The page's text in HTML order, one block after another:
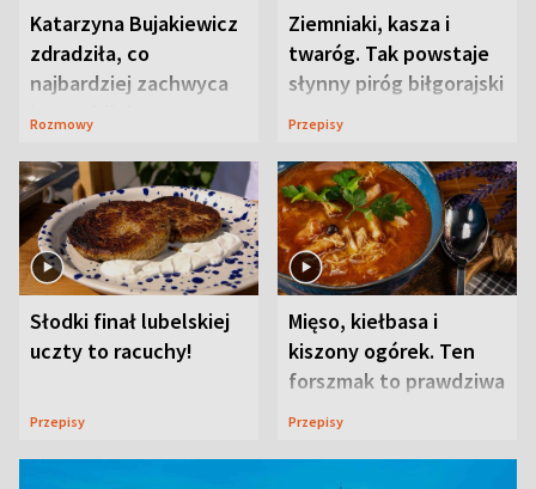
Katarzyna Bujakiewicz
zdradziła, co
najbardziej zachwyca
ją w Lublinie
Rozmowy
Ziemniaki, kasza i
twaróg. Tak powstaje
słynny piróg biłgorajski
Przepisy
Słodki finał lubelskiej
uczty to racuchy!
Przepisy
Mięso, kiełbasa i
kiszony ogórek. Ten
forszmak to prawdziwa
uczta
Przepisy